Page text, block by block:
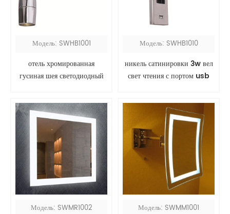
Модель: SWHB1001
отель хромированная
гусиная шея светодиодный
Модель: SWHB1010
никель сатинировки 3w вел
свет чтения с портом usb
Модель: SWMR1002 Модель: SWMM1001